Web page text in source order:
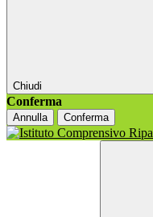
Chiudi
Conferma
Annulla Conferma